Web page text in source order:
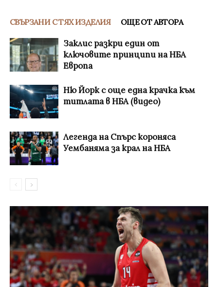
СВЪРЗАНИ С ТЯХ ИЗДЕЛИЯ ОЩЕ ОТ АВТОРА
Заклис разкри един от
ключовите принципи на НБА
Европа
Ню Йорк с още една крачка към
титлата в НБА (видео)
Легенда на Спърс короняса
Уембаняма за крал на НБА